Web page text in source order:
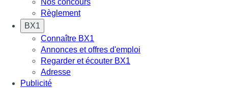
Règlement
BX1
Connaître BX1
Annonces et offres d'emploi
Regarder et écouter BX1
Adresse
Publicité